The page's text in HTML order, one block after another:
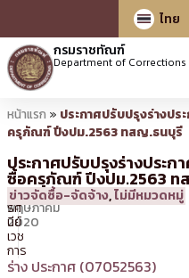
ไทย
กรมราชทัณฑ์
Department of Corrections
หน้าแรก » ประกาศปรับปรุงร่างปร
ครุภัณฑ์ ปีงปม.2563 ทสญ.ธนบุรี
ประกาศปรับปรุงร่างประก
ซื้อครุภัณฑ์ ปีงปม.2563 ท
8
พฤษภาคม
2020
10:54 น.
โดย
ทร
รศ
นีย์
เวช
การ
ข่าวจัดซื้อ-จัดจ้าง,ไม่มีหมวดหมู่
ร่าง ประกาศ (07052563)